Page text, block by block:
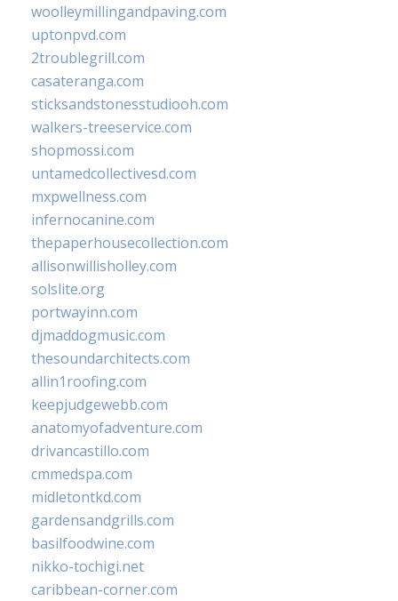
woolleymillingandpaving.com
uptonpvd.com
2troublegrill.com
casateranga.com
sticksandstonesstudiooh.com
walkers-treeservice.com
shopmossi.com
untamedcollectivesd.com
mxpwellness.com
infernocanine.com
thepaperhousecollection.com
allisonwillisholley.com
solslite.org
portwayinn.com
djmaddogmusic.com
thesoundarchitects.com
allin1roofing.com
keepjudgewebb.com
anatomyofadventure.com
drivancastillo.com
cmmedspa.com
midletontkd.com
gardensandgrills.com
basilfoodwine.com
nikko-tochigi.net
caribbean-corner.com